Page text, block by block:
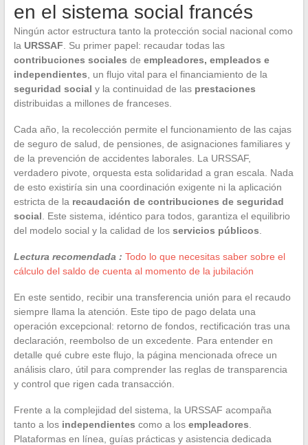
en el sistema social francés
Ningún actor estructura tanto la protección social nacional como
la URSSAF . Su primer papel: recaudar todas las
contribuciones sociales de empleadores, empleados e
independientes , un flujo vital para el financiamiento de la
seguridad social y la continuidad de las prestaciones
distribuidas a millones de franceses.
Cada año, la recolección permite el funcionamiento de las cajas
de seguro de salud, de pensiones, de asignaciones familiares y
de la prevención de accidentes laborales. La URSSAF,
verdadero pivote, orquesta esta solidaridad a gran escala. Nada
de esto existiría sin una coordinación exigente ni la aplicación
estricta de la recaudación de contribuciones de seguridad
social . Este sistema, idéntico para todos, garantiza el equilibrio
del modelo social y la calidad de los servicios públicos
Lectura recomendada : Todo lo que necesitas saber sobre el
cálculo del saldo de cuenta al momento de la jubilación
En este sentido, recibir una transferencia unión para el recaudo
siempre llama la atención. Este tipo de pago delata una
operación excepcional: retorno de fondos, rectificación tras una
declaración, reembolso de un excedente. Para entender en
detalle qué cubre este flujo, la página mencionada ofrece un
análisis claro, útil para comprender las reglas de transparencia
y control que rigen cada transacción.
Frente a la complejidad del sistema, la URSSAF acompaña
tanto a los independientes como a los empleadores
Plataformas en línea, guías prácticas y asistencia dedicada